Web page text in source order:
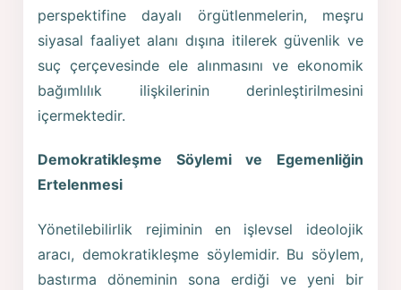
perspektifine dayalı örgütlenmelerin, meşru
siyasal faaliyet alanı dışına itilerek güvenlik ve
suç çerçevesinde ele alınmasını ve ekonomik
bağımlılık ilişkilerinin derinleştirilmesini
içermektedir.
Demokratikleşme Söylemi ve Egemenliğin
Ertelenmesi
Yönetilebilirlik rejiminin en işlevsel ideolojik
aracı, demokratikleşme söylemidir. Bu söylem,
bastırma döneminin sona erdiği ve yeni bir